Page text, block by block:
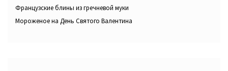
Французские блины из гречневой муки
Мороженое на День Святого Валентина